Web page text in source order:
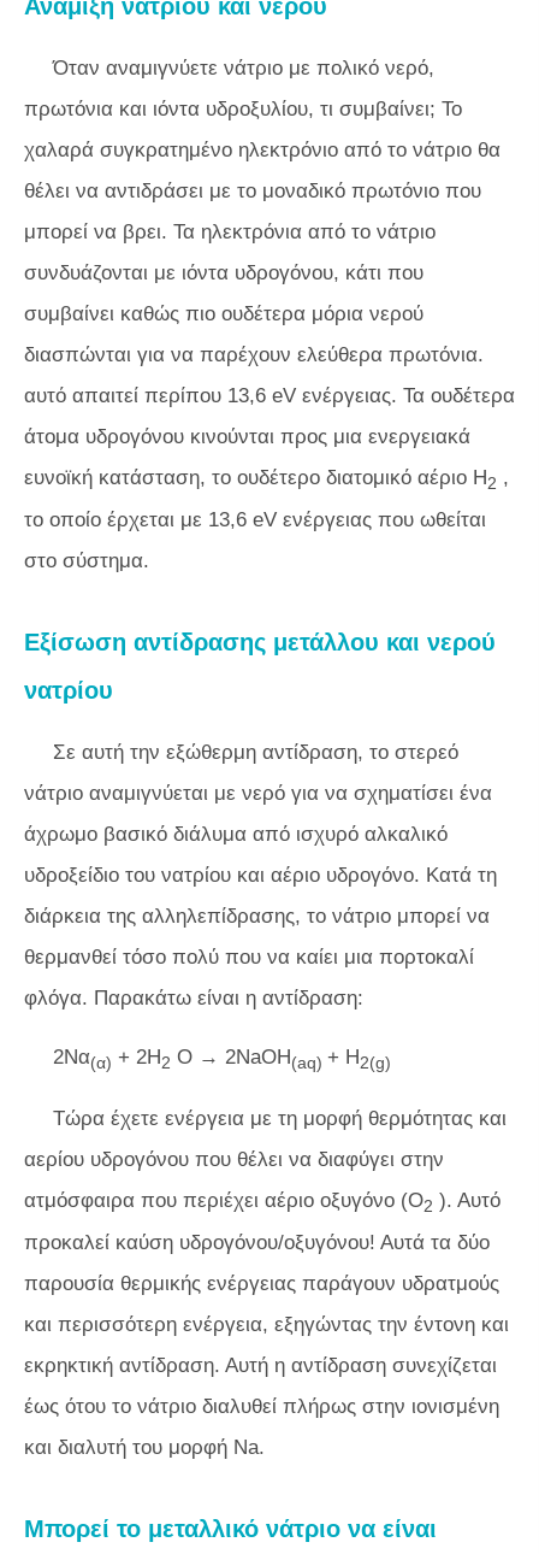
Ανάμιξη νατρίου και νερού
Όταν αναμιγνύετε νάτριο με πολικό νερό,
πρωτόνια και ιόντα υδροξυλίου, τι συμβαίνει; Το
χαλαρά συγκρατημένο ηλεκτρόνιο από το νάτριο θα
θέλει να αντιδράσει με το μοναδικό πρωτόνιο που
μπορεί να βρει. Τα ηλεκτρόνια από το νάτριο
συνδυάζονται με ιόντα υδρογόνου, κάτι που
συμβαίνει καθώς πιο ουδέτερα μόρια νερού
διασπώνται για να παρέχουν ελεύθερα πρωτόνια.
αυτό απαιτεί περίπου 13,6 eV ενέργειας. Τα ουδέτερα
άτομα υδρογόνου κινούνται προς μια ενεργειακά
ευνοϊκή κατάσταση, το ουδέτερο διατομικό αέριο H2 ,
το οποίο έρχεται με 13,6 eV ενέργειας που ωθείται
στο σύστημα.
Εξίσωση αντίδρασης μετάλλου και νερού
νατρίου
Σε αυτή την εξώθερμη αντίδραση, το στερεό
νάτριο αναμιγνύεται με νερό για να σχηματίσει ένα
άχρωμο βασικό διάλυμα από ισχυρό αλκαλικό
υδροξείδιο του νατρίου και αέριο υδρογόνο. Κατά τη
διάρκεια της αλληλεπίδρασης, το νάτριο μπορεί να
θερμανθεί τόσο πολύ που να καίει μια πορτοκαλί
φλόγα. Παρακάτω είναι η αντίδραση:
2Να(α) + 2H2 O → 2NaOH(aq) + H2(g)
Τώρα έχετε ενέργεια με τη μορφή θερμότητας και
αερίου υδρογόνου που θέλει να διαφύγει στην
ατμόσφαιρα που περιέχει αέριο οξυγόνο (O2 ). Αυτό
προκαλεί καύση υδρογόνου/οξυγόνου! Αυτά τα δύο
παρουσία θερμικής ενέργειας παράγουν υδρατμούς
και περισσότερη ενέργεια, εξηγώντας την έντονη και
εκρηκτική αντίδραση. Αυτή η αντίδραση συνεχίζεται
έως ότου το νάτριο διαλυθεί πλήρως στην ιονισμένη
και διαλυτή του μορφή Na.
Μπορεί το μεταλλικό νάτριο να είναι